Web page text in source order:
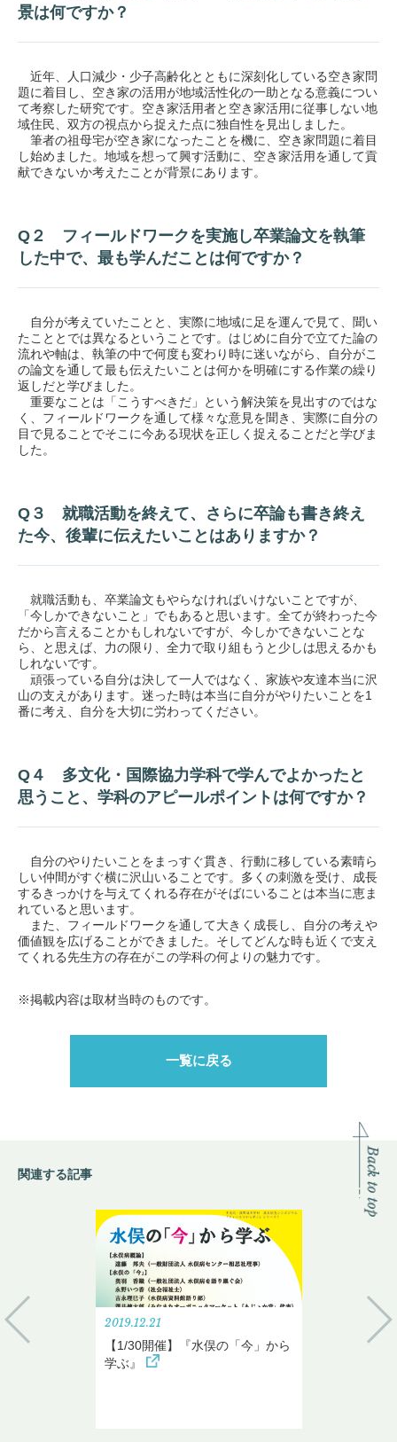
景は何ですか？
近年、人口減少・少子高齢化とともに深刻化している空き家問
題に着目し、空き家の活用が地域活性化の一助となる意義につい
て考察した研究です。空き家活用者と空き家活用に従事しない地
域住民、双方の視点から捉えた点に独自性を見出しました。
筆者の祖母宅が空き家になったことを機に、空き家問題に着目
し始めました。地域を想って興す活動に、空き家活用を通して貢
献できないか考えたことが背景にあります。
Q２ フィールドワークを実施し卒業論文を執筆
した中で、最も学んだことは何ですか？
自分が考えていたことと、実際に地域に足を運んで見て、聞い
たこととでは異なるということです。はじめに自分で立てた論の
流れや軸は、執筆の中で何度も変わり時に迷いながら、自分がこ
の論文を通して最も伝えたいことは何かを明確にする作業の繰り
返しだと学びました。
重要なことは「こうすべきだ」という解決策を見出すのではな
く、フィールドワークを通して様々な意見を聞き、実際に自分の
目で見ることでそこに今ある現状を正しく捉えることだと学びま
した。
Q３ 就職活動を終えて、さらに卒論も書き終え
た今、後輩に伝えたいことはありますか？
就職活動も、卒業論文もやらなければいけないことですが、
「今しかできないこと」でもあると思います。全てが終わった今
だから言えることかもしれないですが、今しかできないことな
ら、と思えば、力の限り、全力で取り組もうと少しは思えるかも
しれないです。
頑張っている自分は決して一人ではなく、家族や友達本当に沢
山の支えがあります。迷った時は本当に自分がやりたいことを1
番に考え、自分を大切に労わってください。
Q４ 多文化・国際協力学科で学んでよかったと
思うこと、学科のアピールポイントは何ですか？
自分のやりたいことをまっすぐ貫き、行動に移している素晴ら
しい仲間がすぐ横に沢山いることです。多くの刺激を受け、成長
するきっかけを与えてくれる存在がそばにいることは本当に恵ま
れていると思います。
また、フィールドワークを通して大きく成長し、自分の考えや
価値観を広げることができました。そしてどんな時も近くで支え
てくれる先生方の存在がこの学科の何よりの魅力です。
※掲載内容は取材当時のものです。
一覧に戻る
関連する記事
2019.12.21
【1/30開催】『水俣の「今」から
学ぶ』